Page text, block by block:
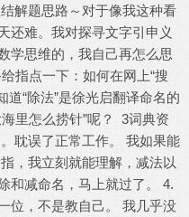
解题思路～对于像我这种看
还难。我对探寻文字引申义
学思维的，我自己再怎么思
指点一下：如何在网上“搜
道“除法”是徐光启翻译命名的
里怎么捞针”呢？ 3词典资
耽误了正常工作。 我如果能
，我立刻就能理解，减法以
和减命名，马上就过了。 4.
位，不是教自己。 我几乎没